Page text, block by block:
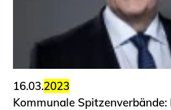
16.03.2023
Kommunale